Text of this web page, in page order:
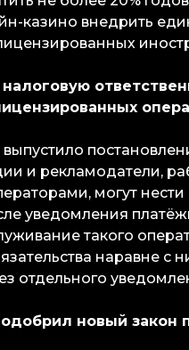
казино внедрить
и рекламодатели,
могут
уведомления
такого
наравне с
отдельного
новый закон